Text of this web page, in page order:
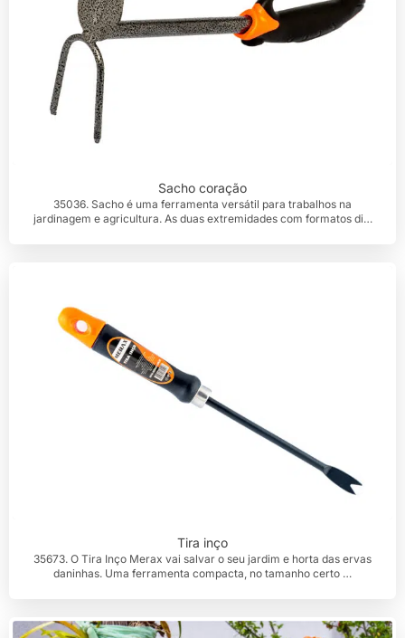
Sacho coração
35036. Sacho é uma ferramenta versátil para trabalhos na
jardinagem e agricultura. As duas extremidades com formatos di…
Tira inço
35673. O Tira Inço Merax vai salvar o seu jardim e horta das ervas
daninhas. Uma ferramenta compacta, no tamanho certo …